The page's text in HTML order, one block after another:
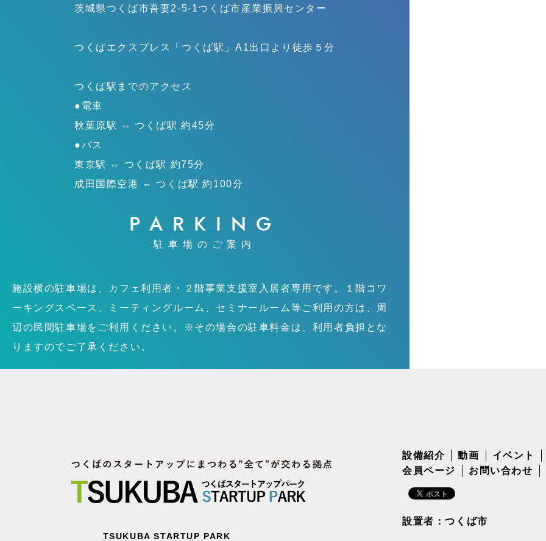
茨城県つくば市吾妻2-5-1つくば市産業振興センター
つくばエクスプレス「つくば駅」 A1出口より徒歩５分
つくば駅までのアクセス
●電車
秋葉原駅 ⇔ つくば駅 約45分
●バス
東京駅 ⇔ つくば駅 約75分
成田国際空港 ⇔ つくば駅 約100分
PARKING
駐車場のご案内
施設横の駐車場は、カフェ利用者・２階事業支援室入居者専用です。１階コワ
ーキングスペース、ミーティングルーム、セミナールーム等ご利用の方は、周
辺の民間駐車場をご利用ください。※その場合の駐車料金は、利用者負担とな
りますのでご了承ください。
TSUKUBA STARTUP PARK
設備紹介 動画 イベント
会員ページ
お問い合わせ
設置者：つくば市